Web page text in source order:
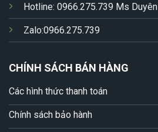
Hotline: 0966.275.739 Ms Duyên
Zalo:0966.275.739
CHÍNH SÁCH BÁN HÀNG
Các hình thức thanh toán
Chính sách bảo hành